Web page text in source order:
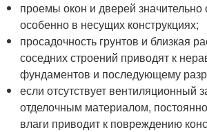
проемы окон и дверей значительно
особенно в несущих конструкциях;
просадочность грунтов и близкая
соседних строений приводят к
фундаментов и последующему
если отсутствует вентиляционный
отделочным материалом,
влаги приводит к повреждению